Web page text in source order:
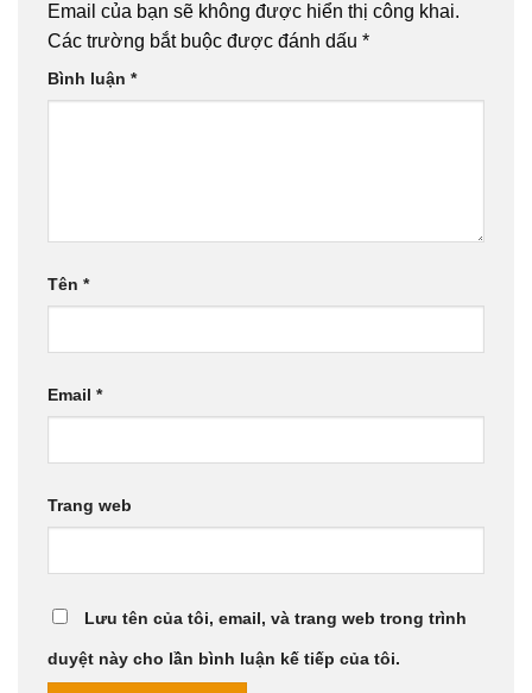
Email của bạn sẽ không được hiển thị công khai.
Các trường bắt buộc được đánh dấu *
Bình luận *
Tên *
Email *
Trang web
Lưu tên của tôi, email, và trang web trong trình
duyệt này cho lần bình luận kế tiếp của tôi.